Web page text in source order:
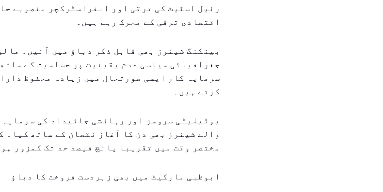
رئیل اسٹیٹ کی ترقی اور انفراسٹرکچر منصوبے
اقتصادی ترقی کے محرک رہے ہیں۔
بینکنگ شیئرز بھی قابل ذکر دباؤ میں آئیں۔
جغرافیائی سیاسی عدم یقینیت پر حساسیت کے
سرمایہ کار ایسی صورتحال میں زیادہ محفوظ
کرتے ہیں۔
یوٹیلیٹی سروسز اور رہائشی جائیداد کی
والے شیئرز بھی دن کا آغاز نقصان کے ساتھ کیا۔
مختصر وقت میں تقریبا پانچ فیصد حد تک کمزور
ابوظبی مارکیٹ میں بھی زبردست فروخت کا دباؤ